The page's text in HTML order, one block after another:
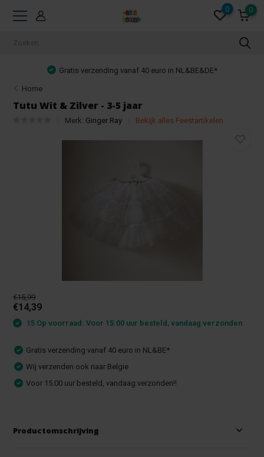
0 0
Gratis verzending vanaf 40 euro in NL&BE&DE*
Home
Tutu Wit & Zilver - 3-5 jaar
Merk: Ginger Ray Bekijk alles Feestartikelen
€15,99
€14,39
15 Op voorraad: Voor 15:00 uur besteld, vandaag verzonden
Gratis verzending vanaf 40 euro in NL&BE*
Wij verzenden ook naar Belgie
Voor 15.00 uur besteld, vandaag verzonden!!
Productomschrijving